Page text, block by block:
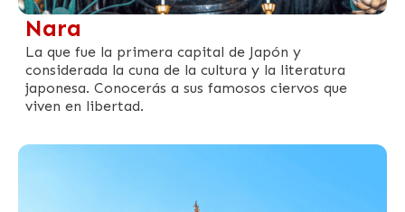
Nara
La que fue la primera capital de Japón y
considerada la cuna de la cultura y la literatura
japonesa. Conocerás a sus famosos ciervos que
viven en libertad.